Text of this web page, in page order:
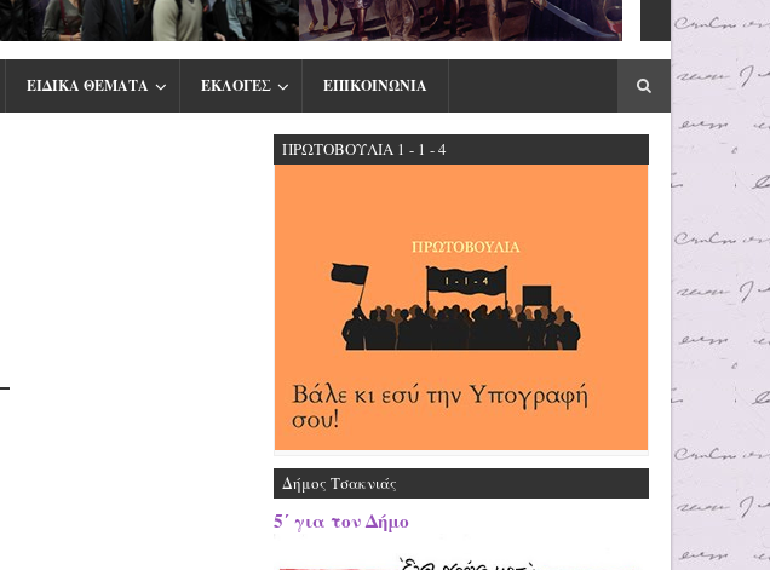
ΕΙΔΙΚΑ ΘΕΜΑΤΑ ΕΚΛΟΓΕΣ ΕΠΙΚΟΙΝΩΝΙΑ
ΠΡΩΤΟΒΟΥΛΙΑ 1 - 1 - 4
Δήμος Τσακνιάς
5΄ για τον Δήμο